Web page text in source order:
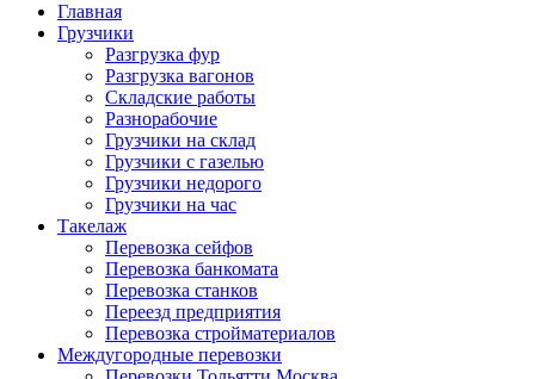
Главная
Грузчики
Разгрузка фур
Разгрузка вагонов
Складские работы
Разнорабочие
Грузчики на склад
Грузчики с газелью
Грузчики недорого
Грузчики на час
Такелаж
Перевозка сейфов
Перевозка банкомата
Перевозка станков
Переезд предприятия
Перевозка стройматериалов
Междугородные перевозки